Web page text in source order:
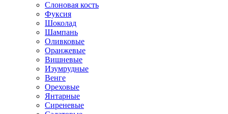
Слоновая кость
Фуксия
Шоколад
Шампань
Оливковые
Оранжевые
Вишневые
Изумрудные
Венге
Ореховые
Янтарные
Сиреневые